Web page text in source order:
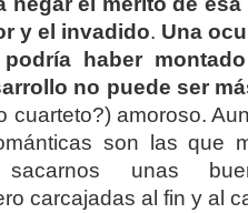
y el invadido. Una
haber
no puede ser
cuarteto?) amoroso.
son las que
unas
carcajadas al fin y al